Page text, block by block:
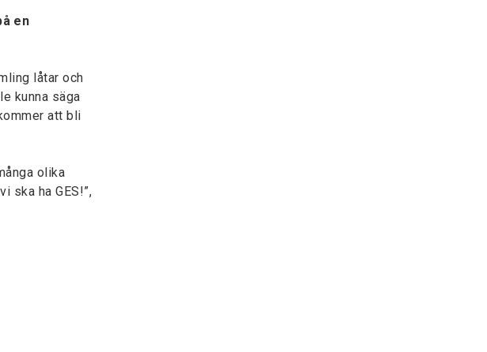
en
låtar och
kunna säga
att bli
olika
ska ha GES!”,